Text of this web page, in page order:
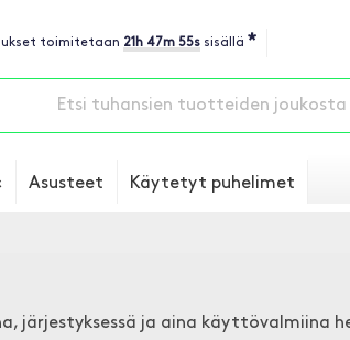
toimitetaan 21h 47m 54s sisällä *
Asusteet Käytetyt puhelimet
ja aina käyttövalmiina